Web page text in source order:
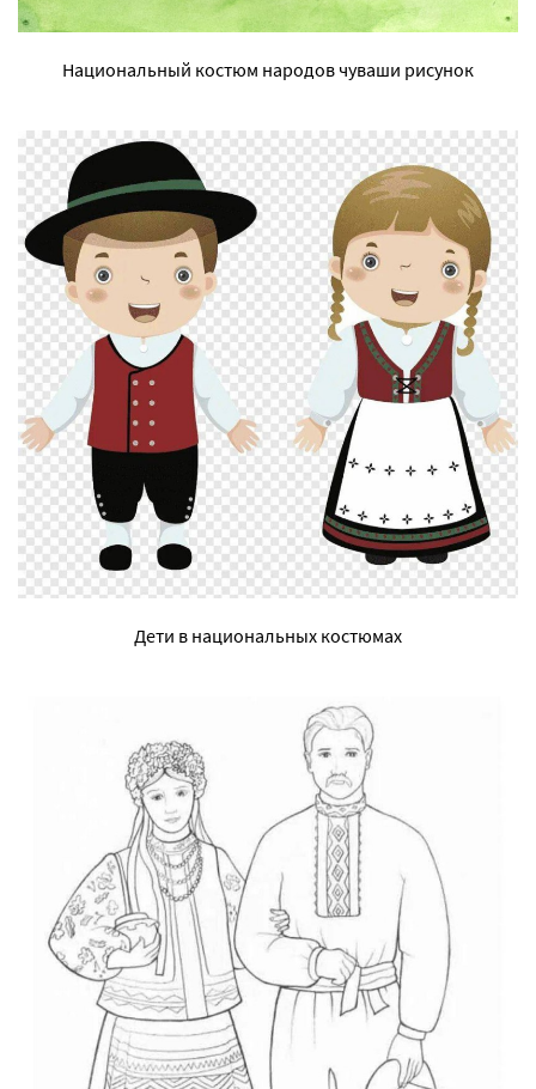
Национальный костюм народов чуваши рисунок
Дети в национальных костюмах